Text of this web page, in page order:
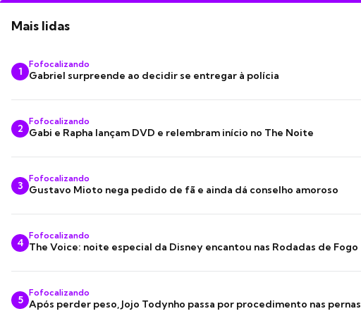
Mais lidas
1
Fofocalizando
Gabriel surpreende ao decidir se entregar à polícia
2
Fofocalizando
Gabi e Rapha lançam DVD e relembram início no The Noite
3
Fofocalizando
Gustavo Mioto nega pedido de fã e ainda dá conselho amoroso
4
Fofocalizando
The Voice: noite especial da Disney encantou nas Rodadas de Fogo
5
Fofocalizando
Após perder peso, Jojo Todynho passa por procedimento nas pernas